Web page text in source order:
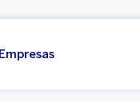
Empresas